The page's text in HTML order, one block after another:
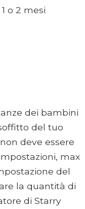
o 2 mesi
dei bambini
del tuo
deve essere
max
del
la quantità di
di Starry